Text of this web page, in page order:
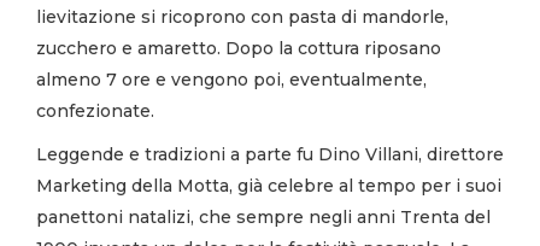
lievitazione si ricoprono con pasta di mandorle,
zucchero e amaretto. Dopo la cottura riposano
almeno 7 ore e vengono poi, eventualmente,
confezionate.
Leggende e tradizioni a parte fu Dino Villani, direttore
Marketing della Motta, già celebre al tempo per i suoi
panettoni natalizi, che sempre negli anni Trenta del